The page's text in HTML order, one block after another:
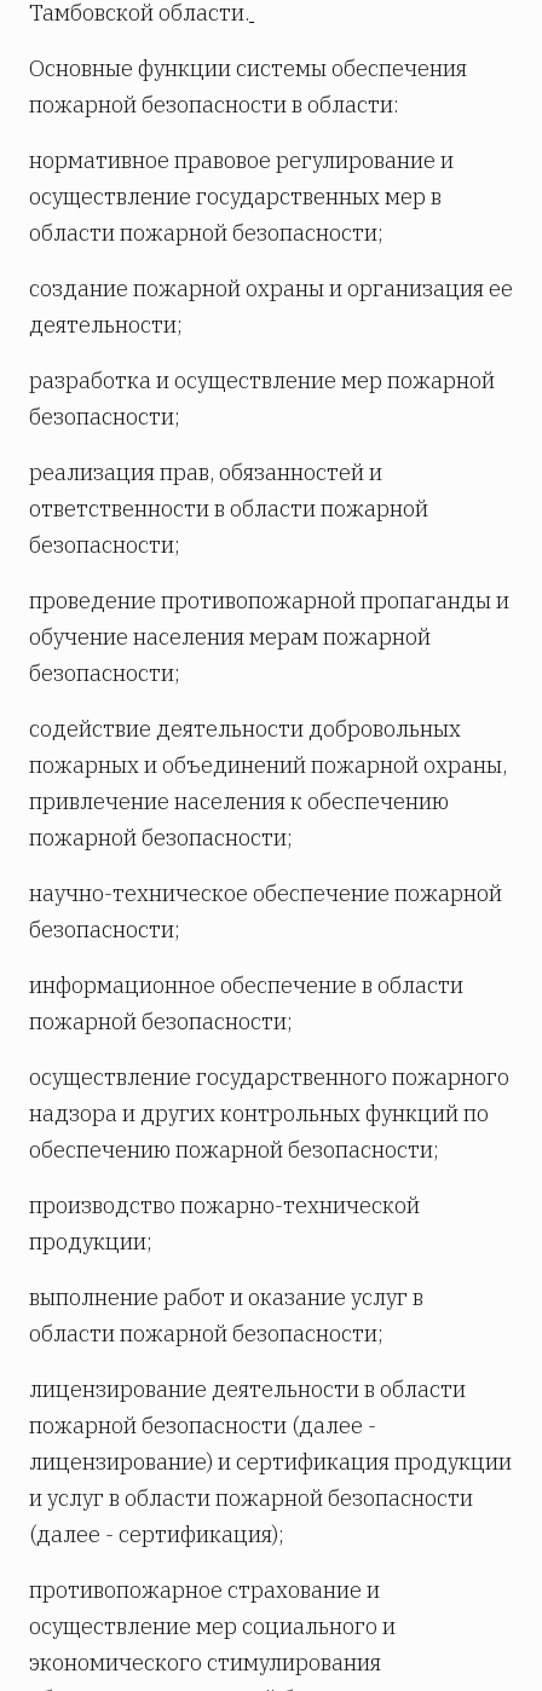
Тамбовской области.
Основные функции системы обеспечения
пожарной безопасности в области:
нормативное правовое регулирование и
осуществление государственных мер в
области пожарной безопасности;
создание пожарной охраны и организация ее
деятельности;
разработка и осуществление мер пожарной
безопасности;
реализация прав, обязанностей и
ответственности в области пожарной
безопасности;
проведение противопожарной пропаганды и
обучение населения мерам пожарной
безопасности;
содействие деятельности добровольных
пожарных и объединений пожарной охраны,
привлечение населения к обеспечению
пожарной безопасности;
научно-техническое обеспечение пожарной
безопасности;
информационное обеспечение в области
пожарной безопасности;
осуществление государственного пожарного
надзора и других контрольных функций по
обеспечению пожарной безопасности;
производство пожарно-технической
продукции;
выполнение работ и оказание услуг в
области пожарной безопасности;
лицензирование деятельности в области
пожарной безопасности (далее -
лицензирование) и сертификация продукции
и услуг в области пожарной безопасности
(далее - сертификация);
противопожарное страхование и
осуществление мер социального и
экономического стимулирования